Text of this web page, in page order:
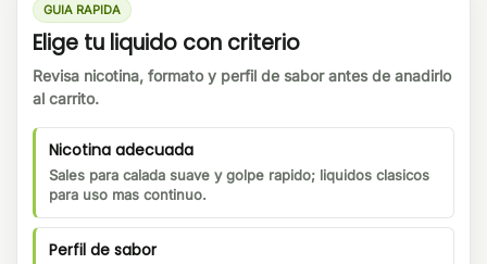
GUIA RAPIDA
Elige tu liquido con criterio
Revisa nicotina, formato y perfil de sabor antes de anadirlo
al carrito.
Nicotina adecuada
Sales para calada suave y golpe rapido; liquidos clasicos
para uso mas continuo.
Perfil de sabor